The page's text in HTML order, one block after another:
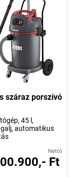
száraz porszívó
45 l,
automatikus
Nettó
Ft